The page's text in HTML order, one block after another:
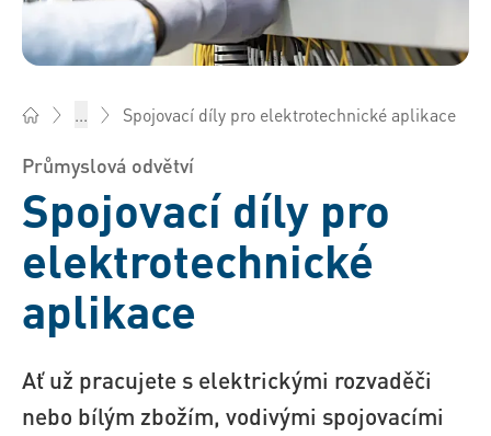
... Spojovací díly pro elektrotechnické aplikace
Průmyslová odvětví
Spojovací díly pro
elektrotechnické
aplikace
Ať už pracujete s elektrickými rozvaděči
nebo bílým zbožím, vodivými spojovacími